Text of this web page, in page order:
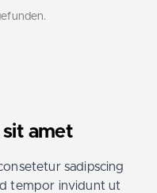
amet
sadipscing
tempor invidunt ut